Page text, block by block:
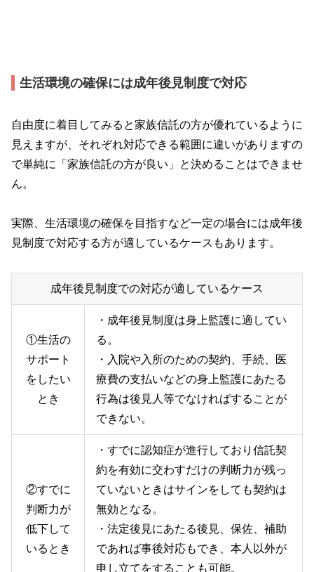
生活環境の確保には成年後見制度で対応
自由度に着目してみると家族信託の方が優れているように
見えますが、それぞれ対応できる範囲に違いがありますの
で単純に「家族信託の方が良い」と決めることはできませ
ん。
実際、生活環境の確保を目指すなど一定の場合には成年後
見制度で対応する方が適しているケースもあります。
成年後見制度での対応が適しているケース
①生活の
サポート
をしたい
とき
・成年後見制度は身上監護に適してい
る。
・入院や入所のための契約、手続、医
療費の支払いなどの身上監護にあたる
行為は後見人等でなければすることが
できない。
②すでに
判断力が
低下して
いるとき
・すでに認知症が進行しており信託契
約を有効に交わすだけの判断力が残っ
ていないときはサインをしても契約は
無効となる。
・法定後見にあたる後見、保佐、補助
であれば事後対応もでき、本人以外が
申し立てをすることも可能。